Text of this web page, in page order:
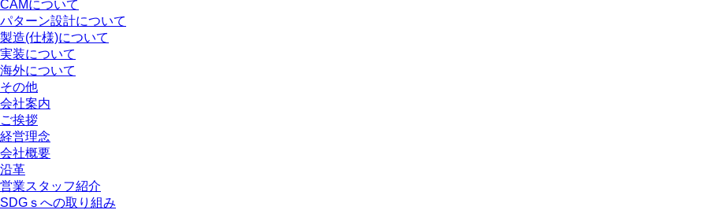
CAMについて
パターン設計について
製造(仕様)について
実装について
海外について
その他
会社案内
ご挨拶
経営理念
会社概要
沿革
営業スタッフ紹介
SDGｓへの取り組み